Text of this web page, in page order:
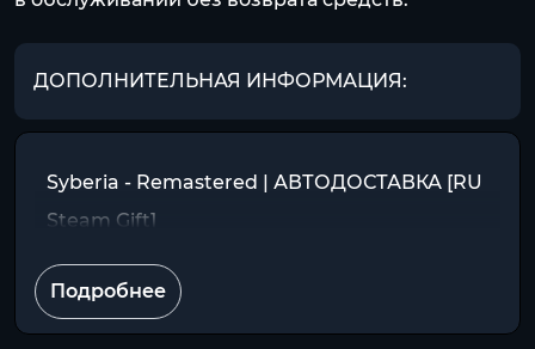
ДОПОЛНИТЕЛЬНАЯ ИНФОРМАЦИЯ:
Syberia - Remastered | АВТОДОСТАВКА [RU
Steam Gift]
Подробнее